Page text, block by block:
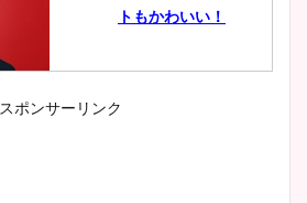
トもかわいい！
小室瑛莉子のカップ画像まと
スポンサーリンク